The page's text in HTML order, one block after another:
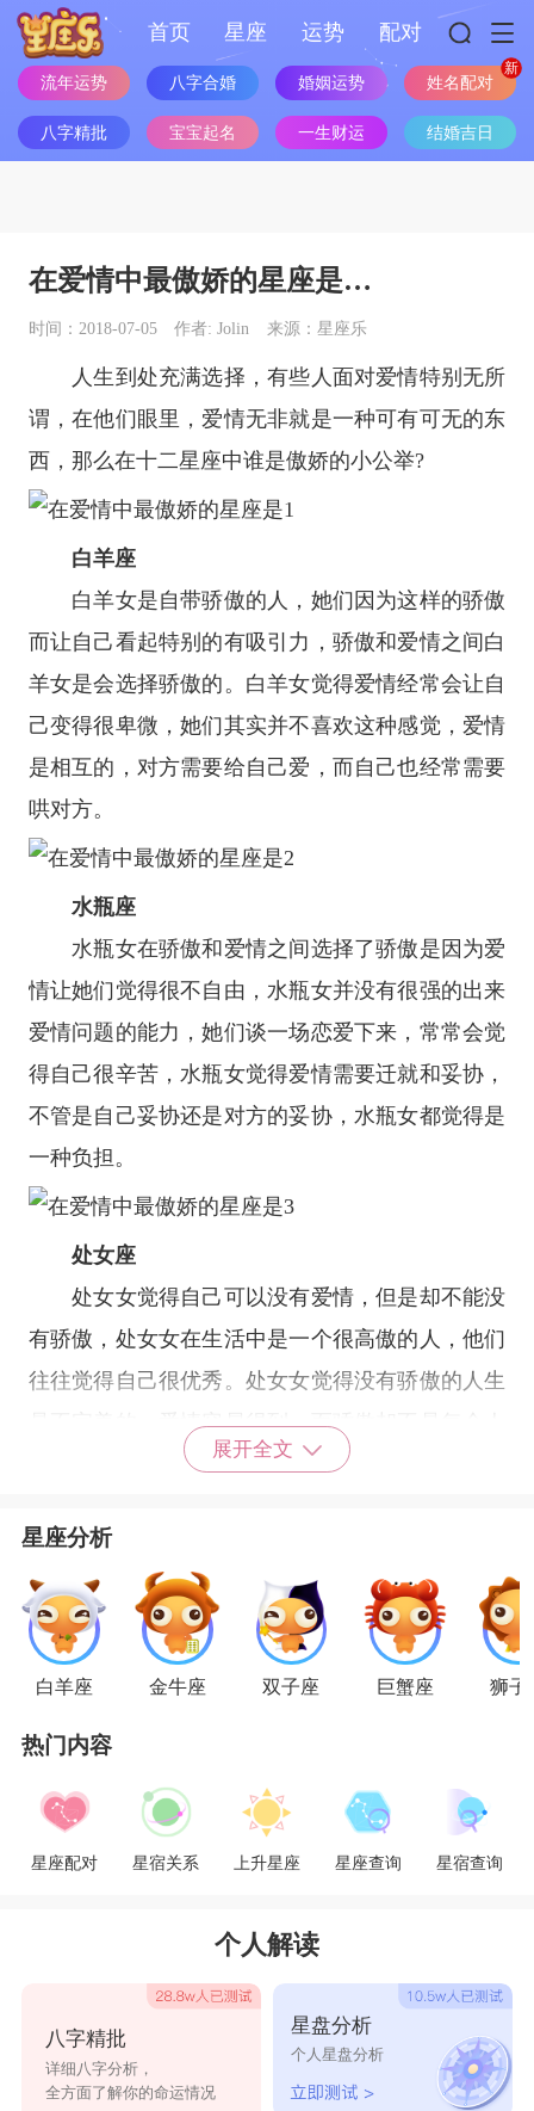
首页 星座 运势 配对
流年运势 八字合婚 婚姻运势 姓名配对
八字精批 宝宝起名 一生财运 结婚吉日
在爱情中最傲娇的星座是…
时间：2018-07-05 作者: Jolin 来源：星座乐
人生到处充满选择，有些人面对爱情特别无所
谓，在他们眼里，爱情无非就是一种可有可无的东
西，那么在十二星座中谁是傲娇的小公举?
白羊座
白羊女是自带骄傲的人，她们因为这样的骄傲
而让自己看起特别的有吸引力，骄傲和爱情之间白
羊女是会选择骄傲的。白羊女觉得爱情经常会让自
己变得很卑微，她们其实并不喜欢这种感觉，爱情
是相互的，对方需要给自己爱，而自己也经常需要
哄对方。
水瓶座
水瓶女在骄傲和爱情之间选择了骄傲是因为爱
情让她们觉得很不自由，水瓶女并没有很强的出来
爱情问题的能力，她们谈一场恋爱下来，常常会觉
得自己很辛苦，水瓶女觉得爱情需要迁就和妥协，
不管是自己妥协还是对方的妥协，水瓶女都觉得是
一种负担。
处女座
处女女觉得自己可以没有爱情，但是却不能没
有骄傲，处女女在生活中是一个很高傲的人，他们
往往觉得自己很优秀。处女女觉得没有骄傲的人生
是不完美的，爱情容易得到，而骄傲却不是每个人
身上都有的，处女女因为自己身上存在骄傲而觉得
天蝎座
天蝎女觉得只要有骄傲，就不怕没有爱情的，
在骄傲和爱情面前，天蝎女会选择骄傲。天蝎女一
直在培养着自己各方面的能力，她们希望自己可以
怕失去和勇敢的去拥有，天蝎女在生活中是一个以
自己为傲的人。
展开全文
星座分析
白羊座 金牛座 双子座 巨蟹座 狮子
热门内容
星座配对 星宿关系 上升星座 星座查询 星宿查询
个人解读
八字精批
详细八字分析，
全方面了解你的命运情况
星盘分析
个人星盘分析